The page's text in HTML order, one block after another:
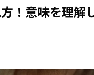
！意味を理解